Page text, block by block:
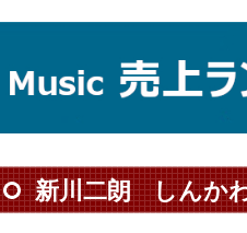
新川二朗 しんか